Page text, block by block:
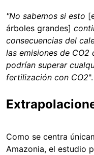
"No sabemos si esto
árboles grandes]
consecuencias del
las emisiones de CO2
podrían superar
fertilización con CO2".
Como se centra
Amazonia, el estudio